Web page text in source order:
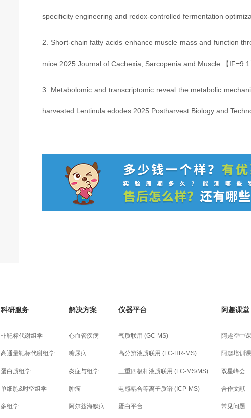
specificity engineering and redox-controlled fermentation
2. Short-chain fatty acids enhance muscle mass and function
mice.2025.Journal of Cachexia, Sarcopenia and Muscle.【IF=9.1
3. Metabolomic and transcriptomic reveal the metabolic
harvested Lentinula edodes.2025.Postharvest Biology and
科研服务
非靶标代谢组学
高通量靶标代谢组学
蛋白质组学
单细胞&时空组学
多组学
解决方案
心血管疾病
糖尿病
炎症与组学
肿瘤
阿尔兹海默病
仪器平台
气质联用 (GC-MS)
高分辨液质联用 (LC-HR-MS)
三重四极杆液质联用 (LC-MS/MS)
电感耦合等离子质谱 (ICP-MS)
蛋白平台
阿趣课堂
阿趣空中
阿趣培训
双星峰会
合作文献
常见问题